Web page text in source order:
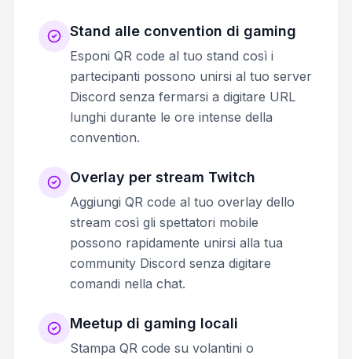
Stand alle convention di gaming
Esponi QR code al tuo stand così i
partecipanti possono unirsi al tuo server
Discord senza fermarsi a digitare URL
lunghi durante le ore intense della
convention.
Overlay per stream Twitch
Aggiungi QR code al tuo overlay dello
stream così gli spettatori mobile
possono rapidamente unirsi alla tua
community Discord senza digitare
comandi nella chat.
Meetup di gaming locali
Stampa QR code su volantini o